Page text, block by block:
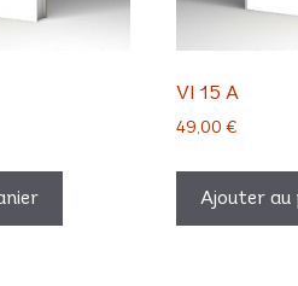
VI 15 A
49,00€
Ajouter au